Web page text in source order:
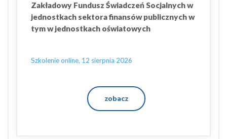
Zakładowy Fundusz Świadczeń Socjalnych w
jednostkach sektora finansów publicznych w
tym w jednostkach oświatowych
Szkolenie online, 12 sierpnia 2026
zobacz